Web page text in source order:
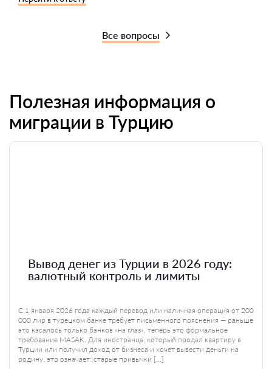
Все вопросы
Полезная информация о
миграции в Турцию
Вывод денег из Турции в 2026 году:
валютный контроль и лимиты
С 1 января 2026 года каждый перевод или наличная операция от 200
000 лир в турецком банке требует письменного пояснения — раньше
это касалось только банков «на глаз», теперь это формальное
требование MASAK. Для иностранца, который продал квартиру в
Турции или получил доход от бизнеса и хочет вывести деньги на
родину, это означает: старые привычки […]